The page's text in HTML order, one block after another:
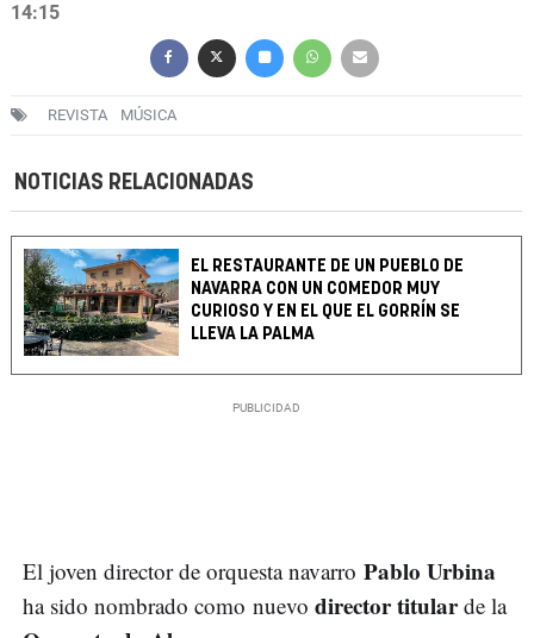
14:15
REVISTA MÚSICA
NOTICIAS RELACIONADAS
EL RESTAURANTE DE UN PUEBLO DE
NAVARRA CON UN COMEDOR MUY
CURIOSO Y EN EL QUE EL GORRÍN SE
LLEVA LA PALMA
El joven director de orquesta navarro Pablo Urbina
ha sido nombrado como nuevo director titularde la